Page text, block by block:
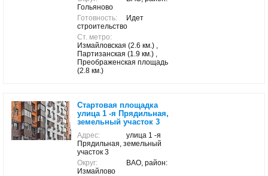
Гольяново
Готовность:
Идет
строительство
Ст. метро:
Измайловская (2.6 км.) ,
Партизанская (1.9 км.) ,
Преображенская площадь
(2.8 км.)
Стартовая площадка
улица 1 -я Прядильная,
земельный участок 3
Адрес:
улица 1 -я
Прядильная, земельный
участок 3
Округ:
ВАО, район:
Измайлово